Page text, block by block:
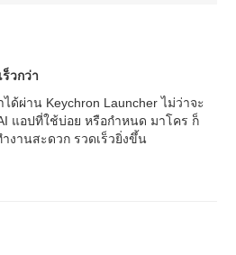
วกว่า
ด้ผ่าน Keychron Launcher ไม่ว่าจะ
แอปที่ใช้บ่อย หรือกำหนด มาโคร ก็
งานสะดวก รวดเร็วยิ่งขึ้น